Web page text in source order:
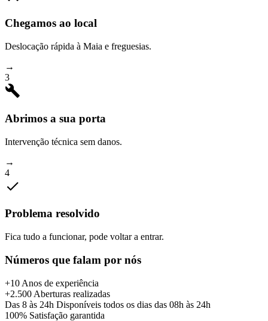
Chegamos ao local
Deslocação rápida à Maia e freguesias.
→
3
Abrimos a sua porta
Intervenção técnica sem danos.
→
4
Problema resolvido
Fica tudo a funcionar, pode voltar a entrar.
Números que falam por nós
+10 Anos de experiência
+2.500 Aberturas realizadas
Das 8 às 24h Disponíveis todos os dias das 08h às 24h
100% Satisfação garantida